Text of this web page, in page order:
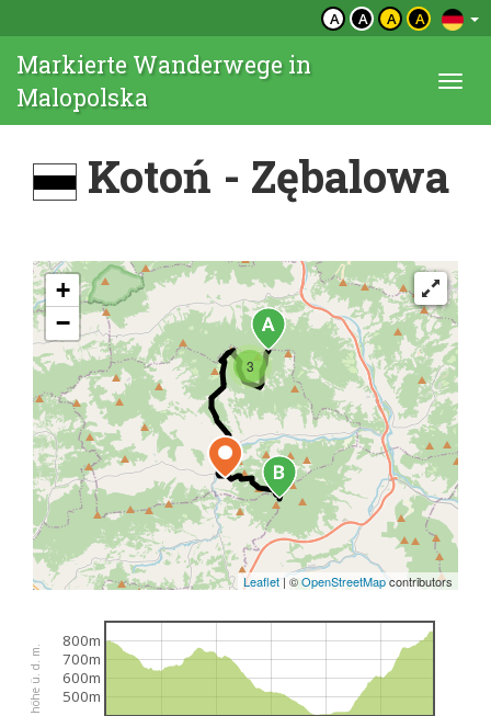
A A A A
Markierte Wanderwege in
Malopolska
Kotoń - Zębalowa
3
+
−
Leaflet | ©OpenStreetMapcontributors
höhe ü. d. m. 500m
600m
700m
800m